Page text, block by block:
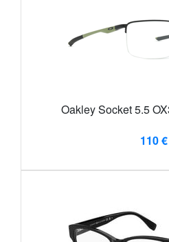
Oakley Socket 5.5
110 €